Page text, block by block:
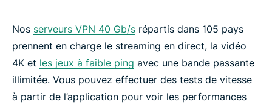
Nos serveurs VPN 40 Gb/s répartis dans 105 pays
prennent en charge le streaming en direct, la vidéo
4K et les jeux à faible ping avec une bande passante
illimitée. Vous pouvez effectuer des tests de vitesse
à partir de l’application pour voir les performances